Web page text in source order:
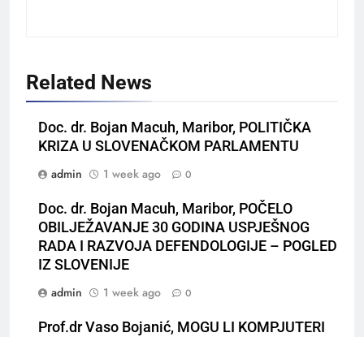
Related News
Doc. dr. Bojan Macuh, Maribor, POLITIČKA
KRIZA U SLOVENAČKOM PARLAMENTU
admin
1 week ago 0
Doc. dr. Bojan Macuh, Maribor, POČELO
OBILJEŽAVANJE 30 GODINA USPJEŠNOG
RADA I RAZVOJA DEFENDOLOGIJE – POGLED
IZ SLOVENIJE
admin
1 week ago 0
Prof.dr Vaso Bojanić, MOGU LI KOMPJUTERI